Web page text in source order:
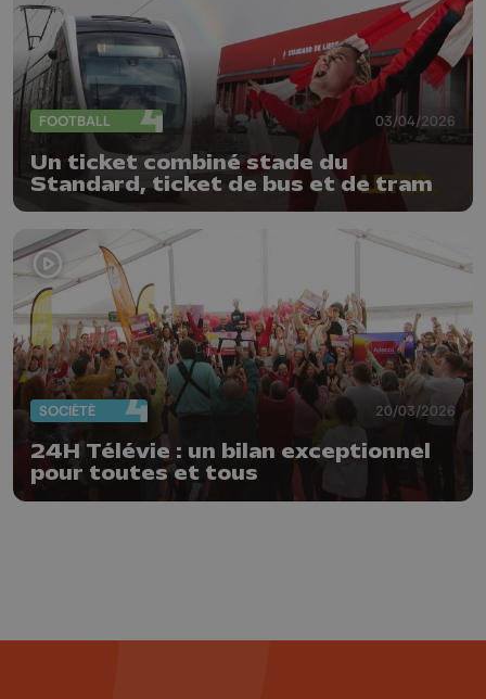
FOOTBALL 03/04/2026
Un ticket combiné stade du
Standard, ticket de bus et de tram
SOCIÉTÉ 20/03/2026
24H Télévie : un bilan exceptionnel
pour toutes et tous